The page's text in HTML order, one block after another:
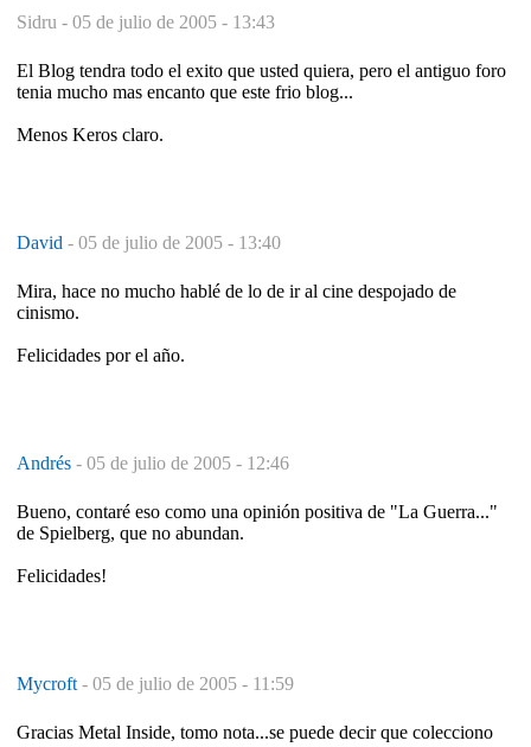
Sidru - 05 de julio de 2005 - 13:43
El Blog tendra todo el exito que usted quiera, pero el antiguo foro
tenia mucho mas encanto que este frio blog...
Menos Keros claro.
David - 05 de julio de 2005 - 13:40
Mira, hace no mucho hablé de lo de ir al cine despojado de
cinismo.
Felicidades por el año.
Andrés - 05 de julio de 2005 - 12:46
Bueno, contaré eso como una opinión positiva de "La Guerra..."
de Spielberg, que no abundan.
Felicidades!
Mycroft - 05 de julio de 2005 - 11:59
Gracias Metal Inside, tomo nota...se puede decir que colecciono